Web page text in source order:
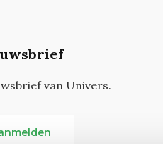
van Univers.